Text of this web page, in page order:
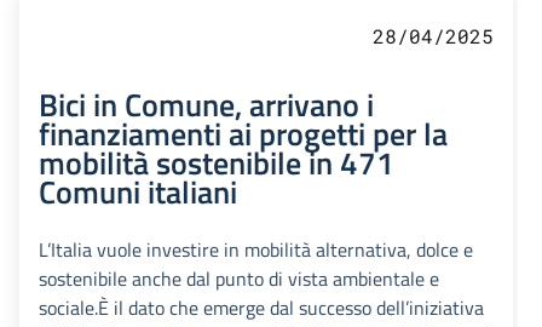
28/04/2025
Bici in Comune, arrivano i
finanziamenti ai progetti per la
mobilità sostenibile in 471
Comuni italiani
L’Italia vuole investire in mobilità alternativa, dolce e
sostenibile anche dal punto di vista ambientale e
sociale.È il dato che emerge dal successo dell’iniziativa